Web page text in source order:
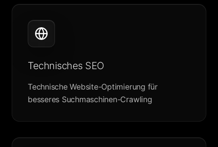
Technisches SEO
Technische Website-Optimierung für
besseres Suchmaschinen-Crawling